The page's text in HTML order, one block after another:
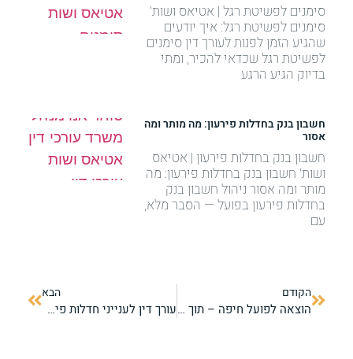
סימנים לפשיטת רגל | אטיאס ושות'
סימנים לפשיטת רגל: איך יודעים
שהגיע הזמן לפנות לעורך דין סימנים
לפשיטת רגל שכדאי להכיר, ומתי
בדיוק הגיע הרגע
חשבון בנק בחדלות פירעון: מה מותר ומה
אסור
חשבון בנק בחדלות פירעון | אטיאס
ושות' חשבון בנק בחדלות פירעון: מה
מותר ומה אסור ניהול חשבון בנק
בחדלות פירעון בפועל — הסבר מלא,
עם
הקודם
הוצאה לפועל חיפה – תוך כמה זמן מתבטל עיקול חשבון בנק?
הבא
עורך דין לענייני חדלות פירעון – המדריך למחיקת חובות ויציאה לדרך חדשה